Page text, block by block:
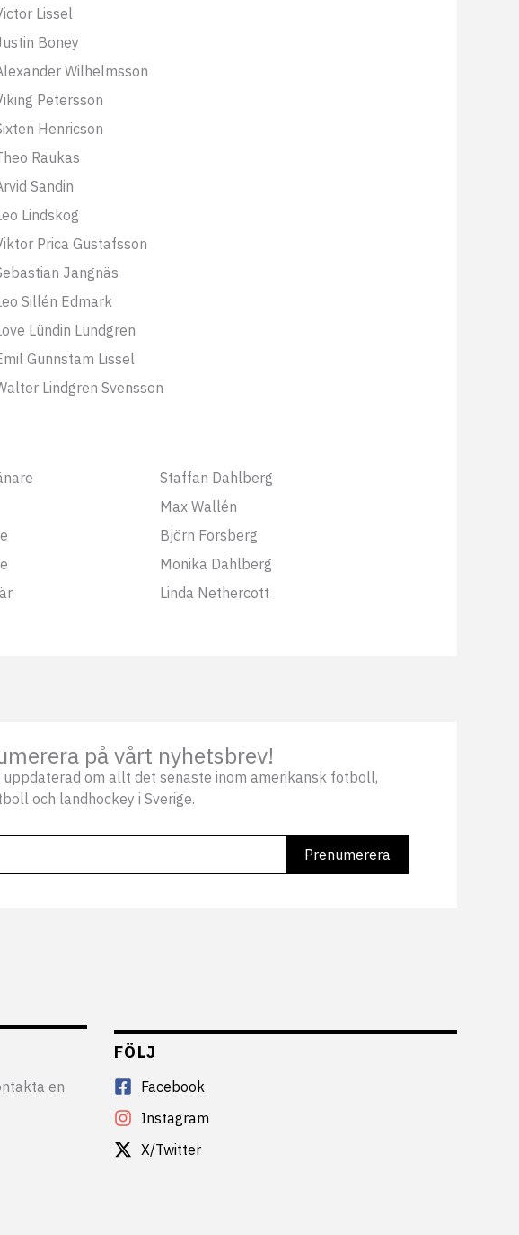
Lissel
Boney
Wilhelmsson
Petersson
Henricson
Raukas
Sandin
Lindskog
Prica Gustafsson
Jangnäs
Sillén Edmark
Lündin Lundgren
Gunnstam Lissel
Lindgren Svensson
Staffan Dahlberg
Max Wallén
Björn Forsberg
Monika Dahlberg
Linda Nethercott
på vårt nyhetsbrev!
uppdaterad om allt det senaste inom amerikansk fotboll,
och landhockey i Sverige.
en
FÖLJ
Facebook
Instagram
X/Twitter